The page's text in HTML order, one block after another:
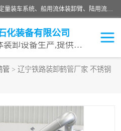
连云港深达石化装备有限公司是从事定量装车系统、船用流体装卸臂、陆用流体装卸臂（鹤管）、活动梯、钢构平台等全系列流体装卸设备的设计、制造、销售以及服务的专业供应商。公司始终以客户为中心，密切跟踪国内外油气储运及装卸设备先进技术的发展，以先进的技术、优质的产品、一流的服务，满足客户需求。
化装备有限公司
专业从事流体装卸设备生产,提供全面解决方案，生产与定制服务
管 > 辽宁铁路装卸鹤管厂家 不锈钢